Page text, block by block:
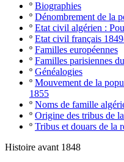
º Biographies
º Dénombrement de la
º Etat civil algérien :
º Etat civil français
º Familles européennes
º Familles parisiennes
º Généalogies
º Mouvement de la
1855
º Noms de famille
º Origine des tribus de
º Tribus et douars de la
Histoire avant 1848